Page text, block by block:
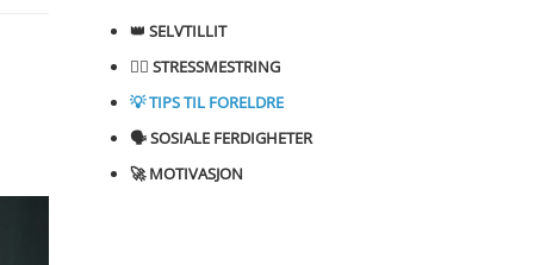
👑 SELVTILLIT
💆‍♂️ STRESSMESTRING
💡 TIPS TIL FORELDRE
🗣️ SOSIALE FERDIGHETER
🚀 MOTIVASJON